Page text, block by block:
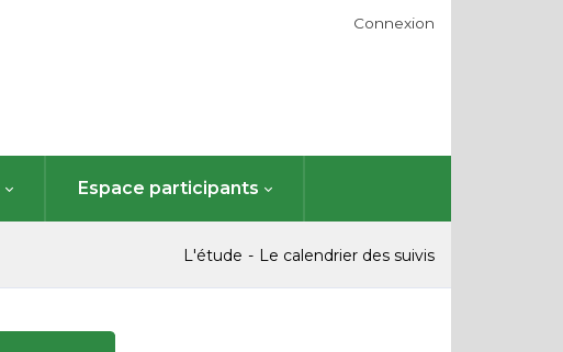
Connexion
Espace participants
L'étude Le calendrier des suivis